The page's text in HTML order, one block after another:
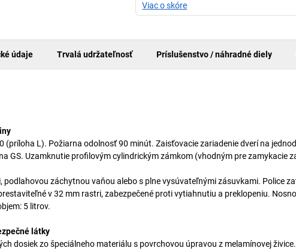
Viac o skóre
údaje Trvalá udržateľnosť Príslušenstvo / náhradné diely
(príloha L). Požiarna odolnosť 90 minút. Zaisťovacie zariadenie dverí na
GS. Uzamknutie profilovým cylindrickým zámkom (vhodným pre zamykacie
podlahovou záchytnou vaňou alebo s plne vysúvateľnými zásuvkami. Police
v 32 mm rastri, zabezpečené proti vytiahnutiu a preklopeniu.
5 litrov.
látky
dosiek zo špeciálneho materiálu s povrchovou úpravou z melamínovej